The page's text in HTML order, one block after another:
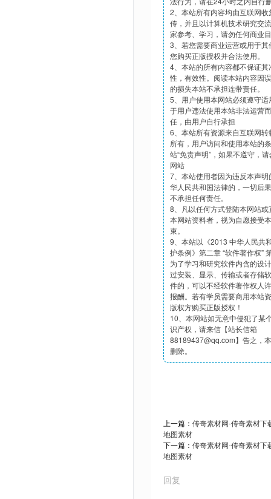
2、本站所有内容均由互联网
传，并且以计算机技术研究交
家参考、学习，请勿任何商业
3、若您需要商业运营或用于
您购买正版授权并合法使用。
4、本站的所有内容都不保证
性，有效性。阅读本站内容因
的损失本站不承担连带责任。
5、用户使用本网站必须遵守
于用户违法使用本站非法运营
任，由用户自行承担
6、本站所有资源来自互联网
所有，用户访问和使用本站的
站“免责声明”，如果不遵守，
网站
7、本站使用者因为违反本声
华人民共和国法律的，一切后
不承担任何责任。
8、凡以任何方式登陆本网站
本网站资料者，视为自愿接受
束。
9、本站以《2013 中华人民共
护条例》第二章 “软件著作权”
为了学习和研究软件内含的设
过安装、显示、传输或者存储
件的，可以不经软件著作权人
报酬。若有学员需要商用本站
版权方购买正版授权！
10、本网站如无意中侵犯了某
识产权，请来信【站长信箱
88189437@qq.com】告之，
删除。
上一篇： 传奇素材网-传奇素材下
地图素材
下一篇： 传奇素材网-传奇素材下
地图素材
回复